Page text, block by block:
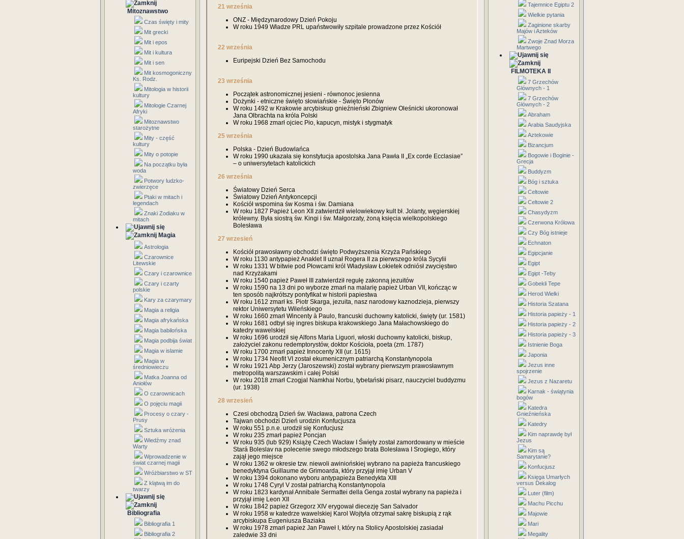
Mitoznawstwo
Czas święty i mity
Mit grecki
Mit i epos
Mit i kultura
Mit i sen
Mit kosmogoniczny
Ks. Rodz.
Mitologia w historii
kultury
Mitologie Czarnej
Afryki
Mitoznawstwo
starożytne
Mity - część
kultury
Mity o potopie
Na początku była
woda
Potwory ludzko-
zwierzęce
Ptaki w mitach i
legendach
Znaki Zodiaku w
mitach
Magia
Astrologia
Czarownice
Litewskie
Czary i czarownice
Czary i czarty
polskie
Kary za czarymary
Magia a religia
Magia afrykańska
Magia babilońska
Magia podbija świat
Magia w islamie
Magia w
średniowieczu
Matka Joanna od
Aniołów
O czarownicach
O pojęciu magii
Procesy o czary -
Prusy
Sztuka wróżenia
Wiedźmy znad
Warty
Wprowadzenie w
świat czarnej magii
Wróżbiarstwo w ST
Z klątwą im do
twarzy
Bibliografia
Bibliografia 1
Bibliografia 2
21 września
ONZ - Międzynarodowy Dzień Pokoju
W roku 1949 Władze PRL upaństwowiły szpitale prowadzone przez Kościół
22 września
Euripejski Dzień Bez Samochodu
23 września
Początek astronomicznej jesieni - równonoc jesienna
Dożynki - etniczne święto słowiańskie - Święto Plonów
W roku 1492 w Krakowie arcybiskup gnieźnieński Zbigniew Oleśnicki ukoronował
Jana Olbrachta na króla Polski
W roku 1968 zmarł ojciec Pio, kapucyn, mistyk i stygmatyk
25 września
Polska - Dzień Budowlańca
W roku 1990 ukazała się konstytucja apostolska Jana Pawła II „Ex corde Ecclasiae”
– o uniwersytetach katolickich
26 września
Światowy Dzień Serca
Światowy Dzień Antykoncepcji
Kościół wspomina św Kosma i św. Damiana
W roku 1827 Papież Leon XII zatwierdził wielowiekowy kult bł. Jolanty, węgierskiej
królewny. Była siostrą św. Kingi i św. Małgorzaty, żoną księcia wielkopolskiego
Bolesława
27 wrzesień
Kościół prawosławny obchodzi święto Podwyższenia Krzyża Pańskiego
W roku 1130 antypapież Anaklet II uznał Rogera II za pierwszego króla Sycylii
W roku 1331 W bitwie pod Płowcami król Władysław Łokietek odniósł zwycięstwo
nad Krzyżakami
W roku 1540 papież Paweł III zatwierdził regułę zakonną jezuitów
W roku 1590 na 13 dni po wyborze zmarł na malarię papież Urban VII, kończąc w
ten sposób najkrótszy pontyfikat w historii papiestwa
W roku 1612 zmarł ks. Piotr Skarga, jezuita, nasz narodowy kaznodzieja, pierwszy
rektor Uniwersytetu Wileńskiego
W roku 1660 zmarł Wincenty à Paulo, francuski duchowny katolicki, święty (ur. 1581)
W roku 1681 odbył się ingres biskupa krakowskiego Jana Małachowskiego do
katedry wawelskiej
W roku 1696 urodził się Alfons Maria Liguori, włoski duchowny katolicki, biskup,
założyciel zakonu redemptorystów, doktor Kościoła, poeta (zm. 1787)
W roku 1700 zmarł papież Innocenty XII (ur. 1615)
W roku 1734 Neofit VI został ekumenicznym patriarchą Konstantynopola
W roku 1921 Abp Jerzy (Jaroszewski) został wybrany pierwszym prawosławnym
metropolitą warszawskim i całej Polski
W roku 2018 zmarł Czogjal Namkhai Norbu, tybetański pisarz, nauczyciel buddyzmu
(ur. 1938)
28 wrzesień
Czesi obchodzą Dzień św. Wacława, patrona Czech
Tajwan obchodzi Dzień urodzin Konfucjusza
W roku 551 p.n.e. urodził się Konfucjusz
W roku 235 zmarł papież Poncjan
W roku 935 (lub 929) Książę Czech Wacław I Święty został zamordowany w mieście
Stará Boleslav na polecenie swego młodszego brata Bolesława I Srogiego, który
zajął jego miejsce
W roku 1362 w okresie tzw. niewoli awiniońskiej wybrano na papieża francuskiego
benedyktyna Guillaume de Grimoarda, który przyjął imię Urban V
W roku 1394 dokonano wyboru antypapieża Benedykta XIII
W roku 1748 Cyryl V został patriarchą Konstantynopola
W roku 1823 kardynał Annibale Sermattei della Genga został wybrany na papieża i
przyjął imię Leon XII
W roku 1842 papież Grzegorz XIV erygował diecezję San Salvador
W roku 1958 w katedrze wawelskiej Karol Wojtyła otrzymał sakrę biskupią z rąk
arcybiskupa Eugeniusza Baziaka
W roku 1978 zmarł papież Jan Paweł I, który na Stolicy Apostolskiej zasiadał
zaledwie 33 dni
Tajemnice Egiptu 2
Wielkie pytania
Zaginione skarby
Majów i Azteków
Zwoje Znad Morza
Martwego
FILMOTEKA II
7 Grzechów
Głównych - 1
7 Grzechów
Głównych - 2
Abraham
Arabia Saudyjska
Aztekowie
Bizancjum
Bogowie i Boginie -
Grecja
Buddyzm
Bóg i sztuka
Celtowie
Celtowie 2
Chasydyzm
Czerwona Królowa
Czy Bóg istnieje
Echnaton
Egipcjanie
Egipt
Egipt -Teby
Gobekli Tepe
Herod Wielki
Historia Szatana
Historia papieży - 1
Historia papieży - 2
Historia papieży - 3
Istnienie Boga
Japonia
Jezus inne
spojrzenie
Jezus z Nazaretu
Karnak - świątynia
bogów
Katedra
Gnieźnieńska
Katedry
Kim naprawdę był
Jezus
Kim są
Samarytanie?
Konfucjusz
Księga Umarłych
versus Dekalog
Luter (film)
Machu Picchu
Majowie
Mari
Megality